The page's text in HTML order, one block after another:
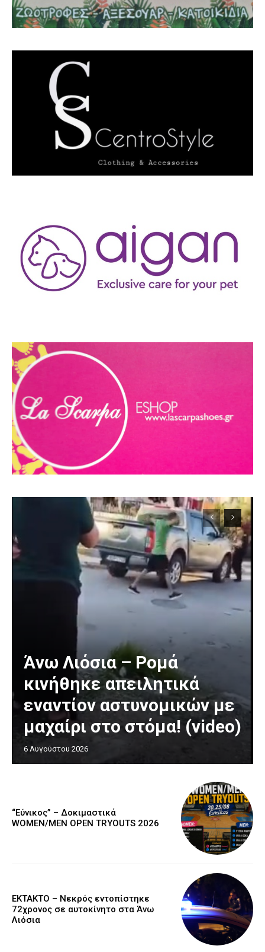
Άνω Λιόσια – Ρομά
κινήθηκε απειλητικά
εναντίον αστυνομικών με
μαχαίρι στο στόμα! (video)
6 Αυγούστου 2026
“Εύνικος” – Δοκιμαστικά
WOMEN/MEN OPEN TRYOUTS 2026
EKTAKTO – Νεκρός εντοπίστηκε
72χρονος σε αυτοκίνητο στα Άνω
Λιόσια